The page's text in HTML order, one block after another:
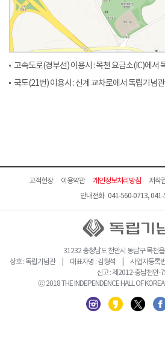
고속도로(경부선) 이용시 : 목천 요금소(IC)에서
국도(21번) 이용시 : 신계 교차로에서 독립기념
고객헌장 이용약관 개인정보처리방침 저작
안내전화 041-560-0713, 041-
31232 충청남도 천안시 동남구 목천
상호 : 독립기념관 | 대표자명 : 김형석 | 사업자등록
신고 : 제2012-충남천안-
ⓒ 2018 THE INDEPENDENCE HALL OF